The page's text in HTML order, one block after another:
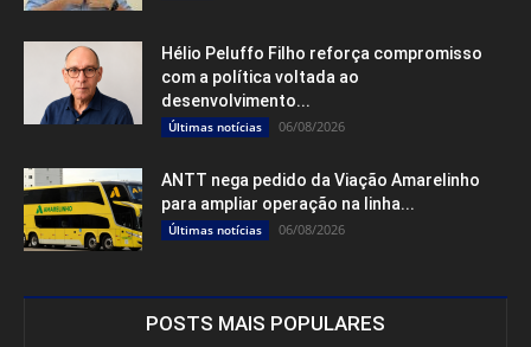
Hélio Peluffo Filho reforça compromisso
com a política voltada ao
desenvolvimento...
Últimas notícias 06/08/2026
ANTT nega pedido da Viação Amarelinho
para ampliar operação na linha...
Últimas notícias 06/08/2026
POSTS MAIS POPULARES